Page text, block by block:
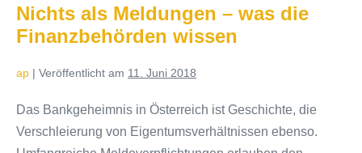
und
Co
Nichts als Meldungen – was die
Finanzbehörden wissen
ap | Veröffentlicht am 11. Juni 2018
Das Bankgeheimnis in Österreich ist Geschichte, die
Verschleierung von Eigentumsverhältnissen ebenso.